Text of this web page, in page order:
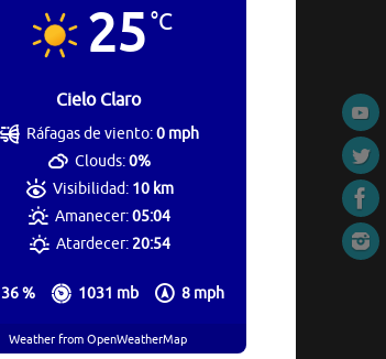
25°C
Cielo Claro
36 % 1031 mb 8 mph
Ráfagas de viento:0 mph
Clouds:0%
Visibilidad: 10 km
Amanecer:05:04
Atardecer:20:54
Weather from OpenWeatherMap